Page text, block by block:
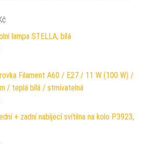
lampa STELLA, bílá
Filament A60 / E27 / 11 W (100 W) /
/ teplá bílá / stmívatelná
+ zadní nabíjecí svítilna na kolo P3923,